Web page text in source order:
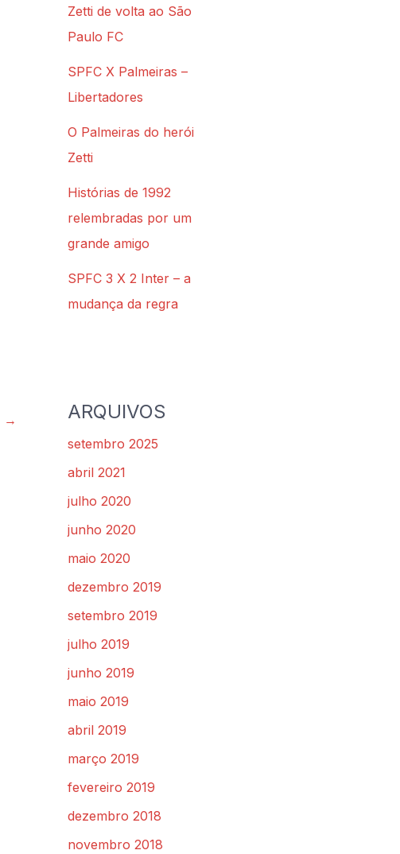
→
Zetti de volta ao São
Paulo FC
SPFC X Palmeiras –
Libertadores
O Palmeiras do herói
Zetti
Histórias de 1992
relembradas por um
grande amigo
SPFC 3 X 2 Inter – a
mudança da regra
ARQUIVOS
setembro 2025
abril 2021
julho 2020
junho 2020
maio 2020
dezembro 2019
setembro 2019
julho 2019
junho 2019
maio 2019
abril 2019
março 2019
fevereiro 2019
dezembro 2018
novembro 2018